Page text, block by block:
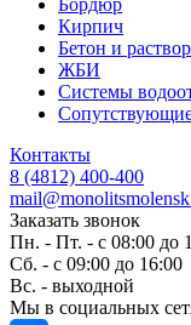
Кирпич
Бетон и раствор
ЖБИ
Системы
Контакты
8 (4812) 400-400
Заказать звонок
Пн. - Пт. - с 08:00 до
Сб. - с 09:00 до 16:00
Вс. - выходной
Мы в социальных